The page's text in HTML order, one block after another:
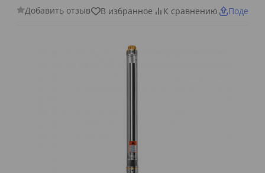
Добавить отзыв В избранное К сравнению